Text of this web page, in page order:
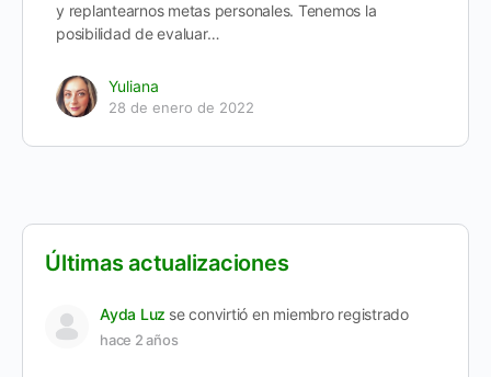
y replantearnos metas personales. Tenemos la
posibilidad de evaluar…
Yuliana
28 de enero de 2022
Últimas actualizaciones
Ayda Luz se convirtió en miembro registrado
hace 2 años